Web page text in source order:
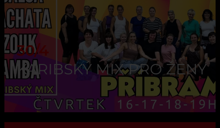
30/4
KARIBSKÝ MIX PRO ŽENY